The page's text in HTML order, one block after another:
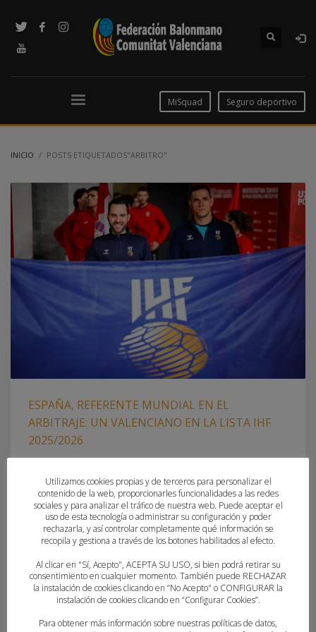
MiSquad Seguro deportivo
INICIO POSTS ETIQUETADOS"ARBITRO"
ESPAÑA, REFERENTE MUNDIAL EN EL
ARBITRAJE: UN VALENCIANO EN LA LISTA IHF
2025/2026
La Federación Internacional de Balonmano (IHF) ha
confirmado oficialmente la lista de árbitros internacionales
para la temporada 2025/2026, en la que España se convierte
consolidando su liderazgo y excelencia en el ámbito del
arbitraje. Entre ellas sobresale la pareja formada por Miguel
Soria Fabián y Jesús
Utilizamos cookies propias y de terceros para personalizar el
contenido de la web, proporcionarles funcionalidades a las redes
sociales y para analizar el tráfico de nuestra web. Puede aceptar el
uso de esta tecnología o administrar su configuración y poder
rechazarla, y así controlar completamente qué información se
recopila y gestiona a través de los botones habilitados al efecto.
Al clicar en "Sí, Acepto", ACEPTA SU USO, si bien podrá retirar su
consentimiento en cualquier momento. También puede RECHAZAR
la instalación de cookies clicando en “No Acepto" o CONFIGURAR la
instalación de cookies clicando en “Configurar Cookies”.
Para obtener más información sobre nuestras políticas de datos,